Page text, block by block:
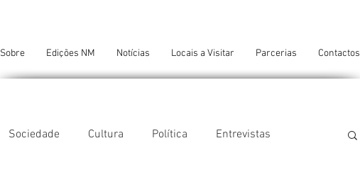
Sobre Edições NM Notícias Locais a Visitar Parcerias Contactos
Sociedade Cultura Política Entrevistas